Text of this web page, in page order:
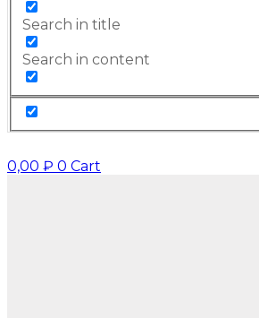
Search in title
Search in content
0,00 ₽ 0 Cart